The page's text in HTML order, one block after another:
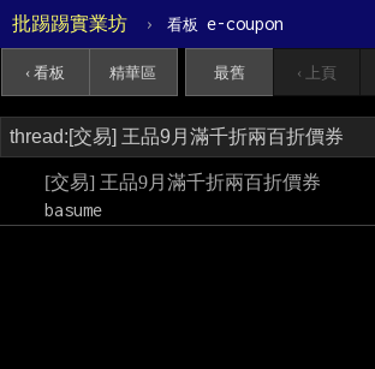
批踢踢實業坊 › 看板 e-coupon
‹ 看板 精華區 最舊 ‹ 上頁
[交易] 王品9月滿千折兩百折價券
basume